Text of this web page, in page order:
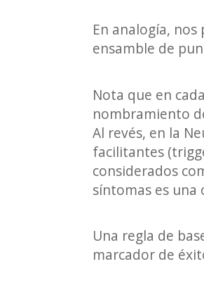
En analogía,
ensamble de
Nota que en
nombramiento
Al revés, en la
facilitantes
considerados
síntomas es una
Una regla de
marcador de